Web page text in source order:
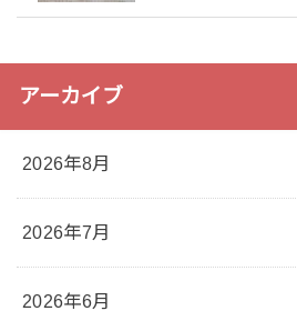
アーカイブ
2026年8月
2026年7月
2026年6月